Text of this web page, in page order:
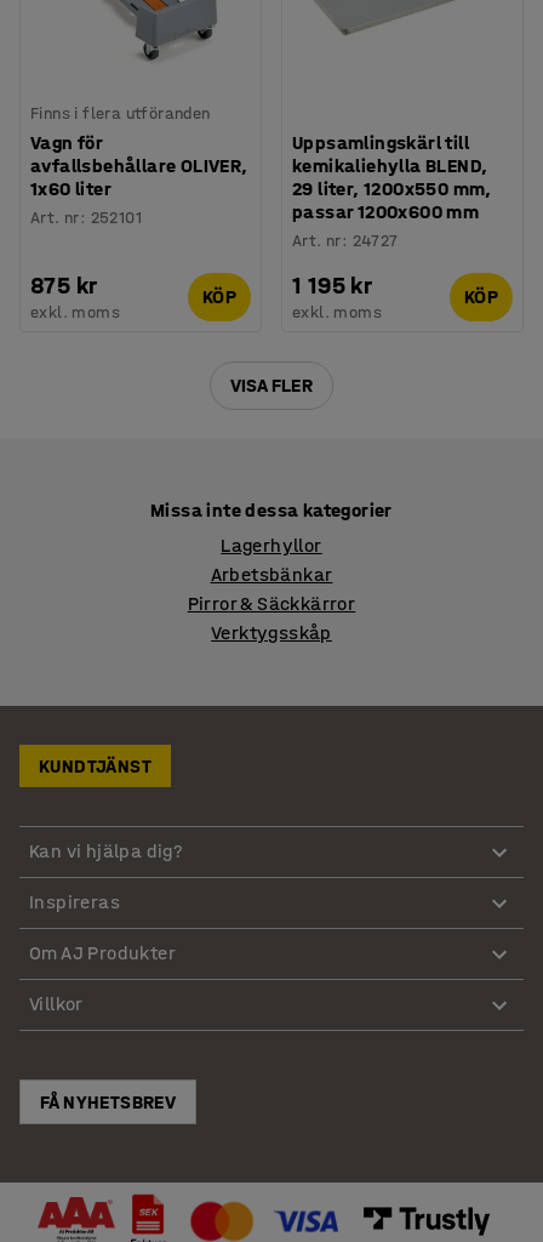
Finns i flera utföranden
Vagn för
avfallsbehållare OLIVER,
1x60 liter
Art. nr: 252101
875 kr
exkl. moms
KÖP
Uppsamlingskärl till
kemikaliehylla BLEND,
29 liter, 1200x550 mm,
passar 1200x600 mm
Art. nr: 24727
1 195 kr
exkl. moms
KÖP
VISA FLER
Missa inte dessa kategorier
Lagerhyllor
Arbetsbänkar
Pirror & Säckkärror
Verktygsskåp
KUNDTJÄNST
Kan vi hjälpa dig?
Inspireras
Om AJ Produkter
Villkor
FÅ NYHETSBREV